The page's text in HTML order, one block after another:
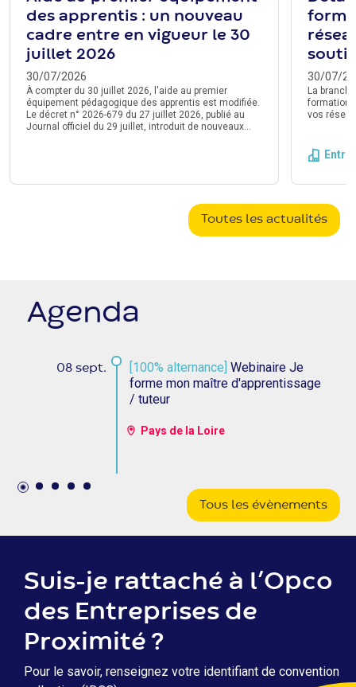
Toutes les actualités
des apprentis : un nouveau
cadre entre en vigueur le 30
juillet 2026
30/07/2026
À compter du 30 juillet 2026, l'aide au premier
équipement pédagogique des apprentis est modifiée.
Le décret n° 2026-679 du 27 juillet 2026, publié au
Journal officiel du 29 juillet, introduit de nouveaux
30/07/
La
formation
vos
Agenda
Tous les évènements
08 sept. [100% alternance] Webinaire Je
forme mon maître d'apprentissage
/ tuteur
Pays de la Loire
Suis-je rattaché à l’Opco
des Entreprises de
Proximité ?
Pour le savoir, renseignez votre identifiant de convention